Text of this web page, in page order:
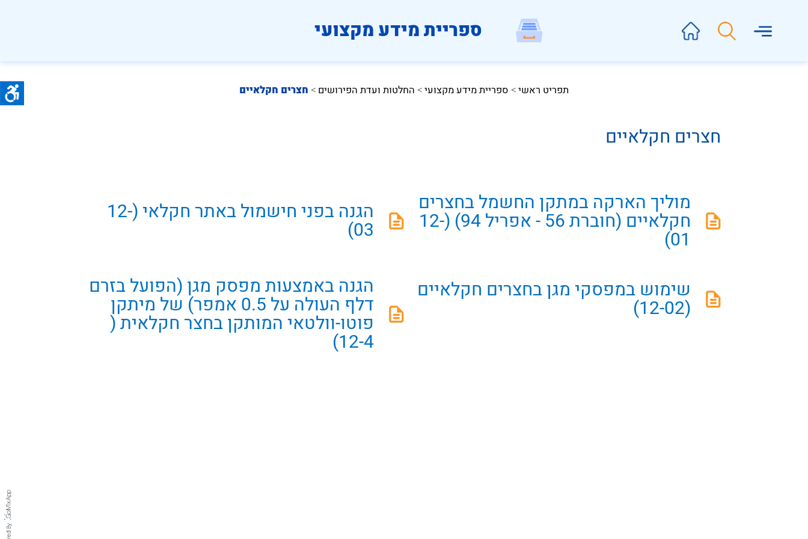
ספריית מידע מקצועי
תפריט ראשי > ספריית מידע מקצועי > החלטות ועדת הפירושים > חצרים חקלאיים
חצרים חקלאיים
מוליך הארקה במתקן החשמל בחצרים
חקלאיים (חוברת 56 - אפריל 94) (12-
01)
שימוש במפסקי מגן בחצרים חקלאיים
(12-02)
הגנה בפני חישמול באתר חקלאי (12-
03)
הגנה באמצעות מפסק מגן (הפועל בזרם
דלף העולה על 0.5 אמפר) של מיתקן
פוטו-וולטאי המותקן בחצר חקלאית (
12-4)